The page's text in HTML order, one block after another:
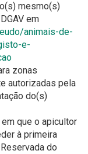
mesmo(s)
em
animais-de-
e-
zonas
autorizadas pela
do(s)
que o apicultor
à primeira
do